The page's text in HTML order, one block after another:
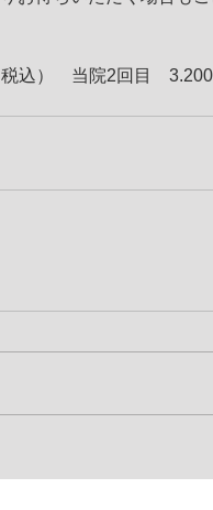
込）　当院2回目　